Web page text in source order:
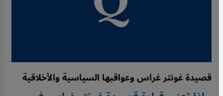
قصيدة غونتر غراس وعواقبها السياسية والأخلاقية